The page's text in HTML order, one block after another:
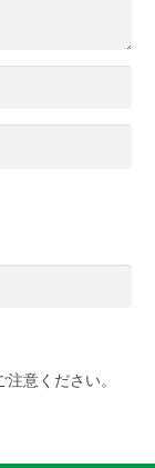
意ください。